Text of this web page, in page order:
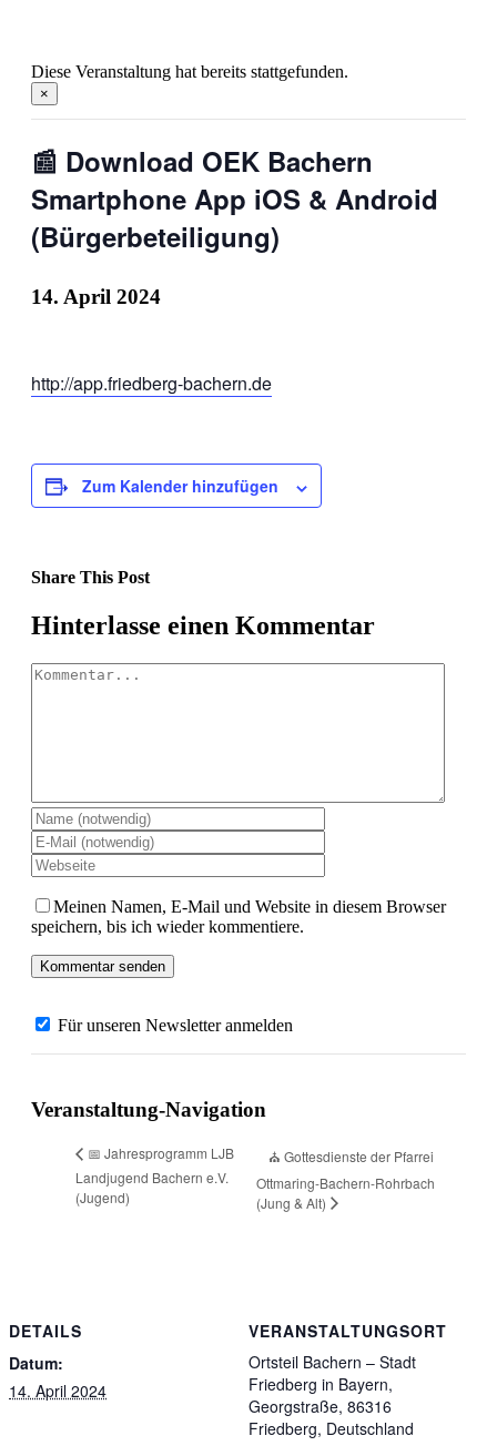
Diese Veranstaltung hat bereits stattgefunden.
×
📰 Download OEK Bachern
Smartphone App iOS & Android
(Bürgerbeteiligung)
14. April 2024
http://app.friedberg-bachern.de
Zum Kalender hinzufügen
Share This Post
Facebook
X
LinkedIn
Pinterest
Hinterlasse einen Kommentar
Kommentar
Meinen Namen, E-Mail und Website in diesem Browser
speichern, bis ich wieder kommentiere.
Für unseren Newsletter anmelden
Veranstaltung-Navigation
📅 Jahresprogramm LJB
Landjugend Bachern e.V.
(Jugend)
⛪ Gottesdienste der Pfarrei
Ottmaring-Bachern-Rohrbach
(Jung & Alt)
DETAILS
Datum:
14. April 2024
VERANSTALTUNGSORT
Ortsteil Bachern – Stadt
Friedberg in Bayern,
Georgstraße, 86316
Friedberg, Deutschland